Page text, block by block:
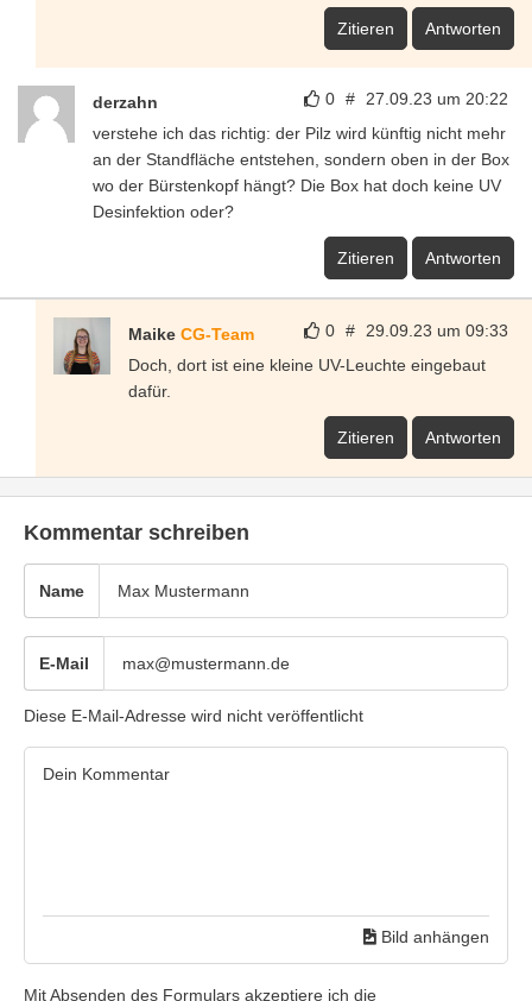
Zitieren Antworten
0 # 27.09.23 um 20:22
derzahn
verstehe ich das richtig: der Pilz wird künftig nicht mehr
an der Standfläche entstehen, sondern oben in der Box
wo der Bürstenkopf hängt? Die Box hat doch keine UV
Desinfektion oder?
Zitieren Antworten
0 # 29.09.23 um 09:33
Maike CG-Team
Doch, dort ist eine kleine UV-Leuchte eingebaut
dafür.
Zitieren Antworten
Kommentar schreiben
Name
E-Mail
Diese E-Mail-Adresse wird nicht veröffentlicht
Bild anhängen
Mit Absenden des Formulars akzeptiere ich die